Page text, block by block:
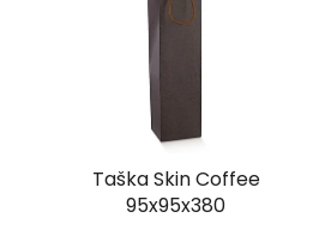
Taška Skin Coffee
95x95x380